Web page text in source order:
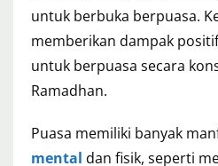
untuk berbuka berpuasa.
memberikan dampak
untuk berpuasa secara
Ramadhan.
Puasa memiliki banyak
mental dan fisik, seperti